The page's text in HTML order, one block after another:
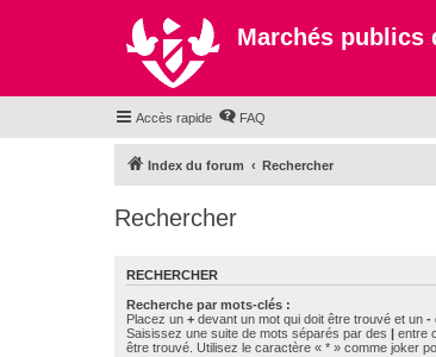
Marchés
Accès rapide FAQ
Index du forum Rechercher
Rechercher
RECHERCHER
Recherche par mots-clés :
Placez un + devant un mot qui doit être trouvé et un -
Saisissez une suite de mots séparés par des | entre
être trouvé. Utilisez le caractère « * » comme joker